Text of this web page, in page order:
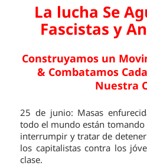
La lucha Se
Fascistas y
Construyamos un
& Combatamos
Nuestra
25 de junio: Masas
todo el mundo están tomando
interrumpir y tratar de
los capitalistas contra los
clase.